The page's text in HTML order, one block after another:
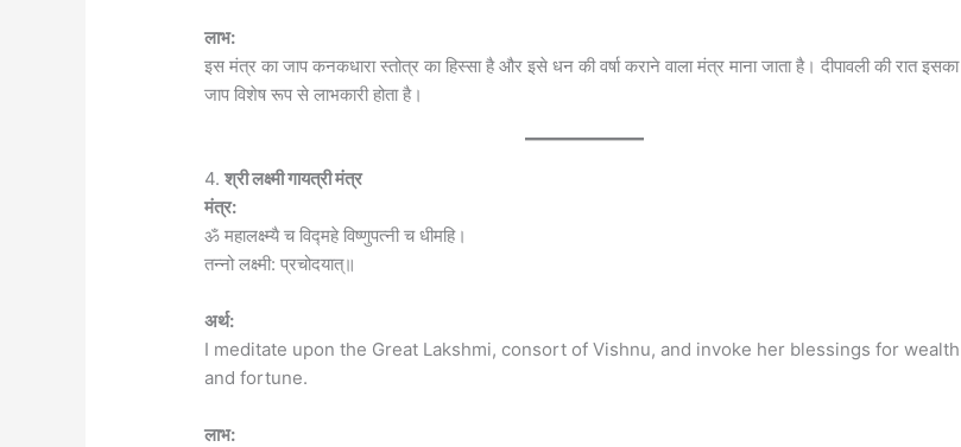
लाभ:
इस मंत्र का जाप कनकधारा स्तोत्र का हिस्सा है और इसे धन की वर्षा कराने वाला मंत्र माना जाता है। दीपावली की रात इसका
जाप विशेष रूप से लाभकारी होता है।
4.श्री लक्ष्मी गायत्री मंत्र
मंत्र:
ॐ महालक्ष्म्यै च विद्महे विष्णुपत्नी च धीमहि।
तन्नो लक्ष्मी: प्रचोदयात्॥
अर्थ:
I meditate upon the Great Lakshmi, consort of Vishnu, and invoke her blessings for wealth
and fortune.
लाभ: